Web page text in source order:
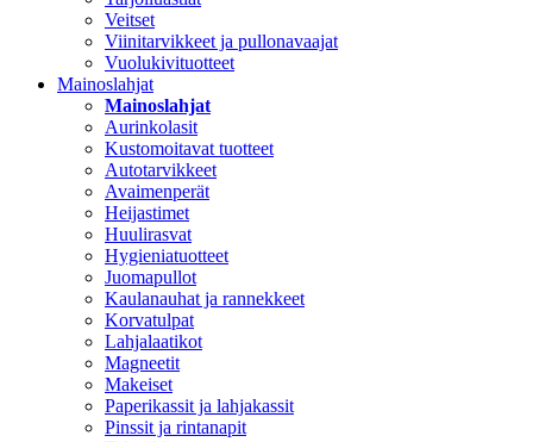
Veitset
Viinitarvikkeet ja pullonavaajat
Vuolukivituotteet
Mainoslahjat
Mainoslahjat
Aurinkolasit
Kustomoitavat tuotteet
Autotarvikkeet
Avaimenperät
Heijastimet
Huulirasvat
Hygieniatuotteet
Juomapullot
Kaulanauhat ja rannekkeet
Korvatulpat
Lahjalaatikot
Magneetit
Makeiset
Paperikassit ja lahjakassit
Pinssit ja rintanapit